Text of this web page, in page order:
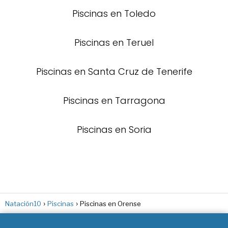
Piscinas en Toledo
Piscinas en Teruel
Piscinas en Santa Cruz de Tenerife
Piscinas en Tarragona
Piscinas en Soria
Natación10 Piscinas Piscinas en Orense